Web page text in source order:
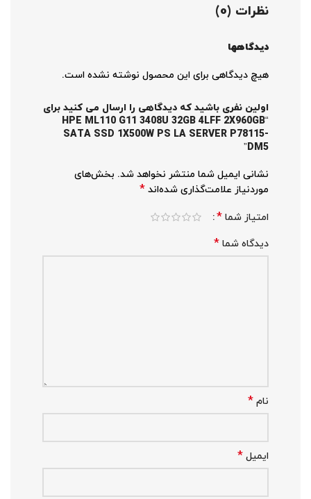
نظرات (0)
دیدگاهها
هیچ دیدگاهی برای این محصول نوشته نشده است.
اولین نفری باشید که دیدگاهی را ارسال می کنید برای
“HPE ML110 G11 3408U 32GB 4LFF 2X960GB
SATA SSD 1X500W PS LA SERVER P78115-
DM5”
نشانی ایمیل شما منتشر نخواهد شد. بخش‌های
موردنیاز علامت‌گذاری شده‌اند *
امتیاز شما *
دیدگاه شما *
نام *
ایمیل *